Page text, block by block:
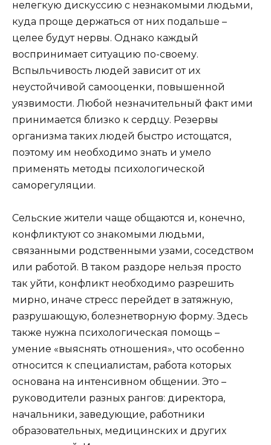
нелегкую дискуссию с незнакомыми людьми,
куда проще держаться от них подальше –
целее будут нервы. Однако каждый
воспринимает ситуацию по-своему.
Вспыльчивость людей зависит от их
неустойчивой самооценки, повышенной
уязвимости. Любой незначительный факт ими
принимается близко к сердцу. Резервы
организма таких людей быстро истощатся,
поэтому им необходимо знать и умело
применять методы психологической
саморегуляции.
Сельские жители чаще общаются и, конечно,
конфликтуют со знакомыми людьми,
связанными родственными узами, соседством
или работой. В таком раздоре нельзя просто
так уйти, конфликт необходимо разрешить
мирно, иначе стресс перейдет в затяжную,
разрушающую, болезнетворную форму. Здесь
также нужна психологическая помощь –
умение «выяснять отношения», что особенно
относится к специалистам, работа которых
основана на интенсивном общении. Это –
руководители разных рангов: директора,
начальники, заведующие, работники
образовательных, медицинских и других